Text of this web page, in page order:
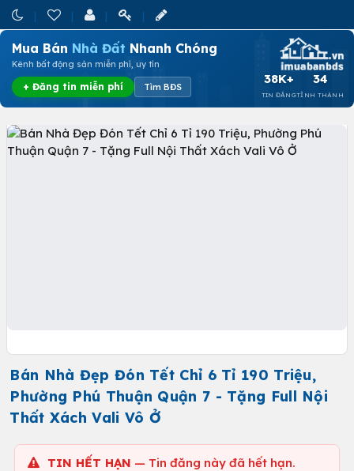
Mua Bán Nhà Đất Nhanh Chóng
Kênh bất động sản miễn phí, uy tín
+ Đăng tin miễn phí Tìm BĐS
38K+
TIN ĐĂNG
34
TỈNH THÀNH
Bán Nhà Đẹp Đón Tết Chỉ 6 Tỉ 190 Triệu,
Phường Phú Thuận Quận 7 - Tặng Full Nội
Thất Xách Vali Vô Ở
TIN HẾT HẠN — Tin đăng này đã hết hạn.